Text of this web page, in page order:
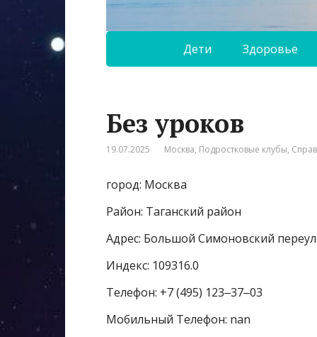
Дети Здоровье
Без уроков
19.07.2025 Москва, Подростковые клубы,
город: Москва
Район: Таганский район
Адрес: Большой Симоновский
Индекс: 109316.0
Телефон: +7 (495) 123‒37‒03
Мобильный Телефон: nan